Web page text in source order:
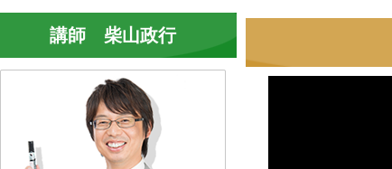
講師 柴山政行